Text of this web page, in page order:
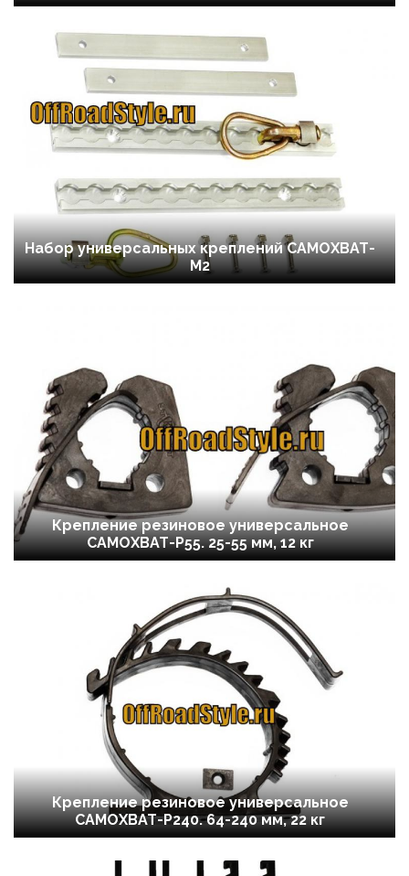
Набор универсальных креплений САМОХВАТ-
М2
Крепление резиновое универсальное
САМОХВАТ-Р55. 25-55 мм, 12 кг
Крепление резиновое универсальное
САМОХВАТ-Р240. 64-240 мм, 22 кг